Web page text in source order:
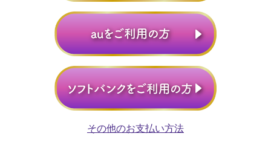
その他のお支払い方法